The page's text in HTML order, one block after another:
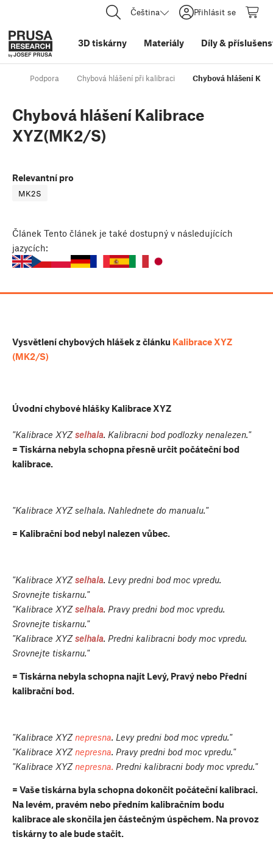
Čeština Přihlásit se
3D tiskárny Materiály Díly&
Podpora Chybová hlášení při kalibraci Chybová hlášení
Chybová hlášení Kalibrace
XYZ(MK2/S)
Relevantní pro
MK2S
Článek Tento článek je také dostupný v následujících
jazycích:
Vysvětlení chybových hlášek z článku Kalibrace XYZ
(MK2/S)
Úvodní chybové hlášky Kalibrace XYZ
"Kalibrace XYZ selhala. Kalibracni bod podlozky nenalezen."
= Tiskárna nebyla schopna přesně určit počáteční bod
kalibrace.
"Kalibrace XYZ selhala. Nahlednete do manualu."
= Kalibrační bod nebyl nalezen vůbec.
"Kalibrace XYZ selhala. Levy predni bod moc vpredu.
Srovnejte tiskarnu."
"Kalibrace XYZ selhala. Pravy predni bod moc vpredu.
Srovnejte tiskarnu."
"Kalibrace XYZ selhala. Predni kalibracni body moc vpredu.
Srovnejte tiskarnu."
= Tiskárna nebyla schopna najít Levý, Pravý nebo Přední
kalibrační bod.
"Kalibrace XYZnepresna. Levy predni bod moc vpredu."
"Kalibrace XYZnepresna. Pravy predni bod moc vpredu."
"Kalibrace XYZnepresna. Predni kalibracni body moc vpredu."
= Vaše tiskárna byla schopna dokončit počáteční kalibraci.
Na levém, pravém nebo předním kalibračním bodu
kalibrace ale skončila jen částečným úspěchem. Na provoz
tiskárny to ale bude stačit.